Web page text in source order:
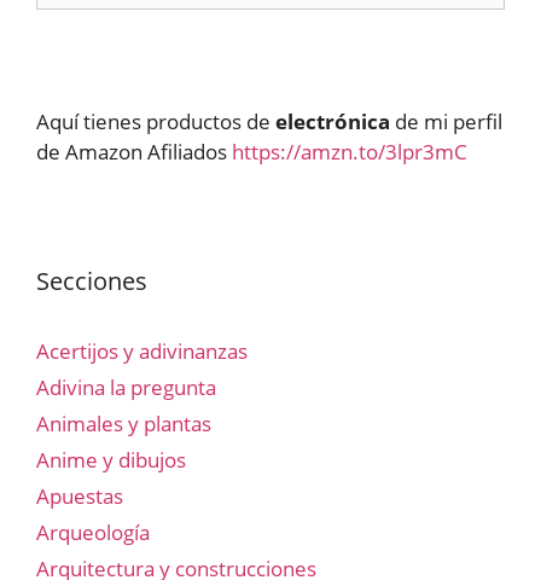
Aquí tienes productos de electrónica de mi perfil
de Amazon Afiliados https://amzn.to/3lpr3mC
Secciones
Acertijos y adivinanzas
Adivina la pregunta
Animales y plantas
Anime y dibujos
Apuestas
Arqueología
Arquitectura y construcciones